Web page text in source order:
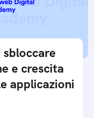
e crescita
applicazioni